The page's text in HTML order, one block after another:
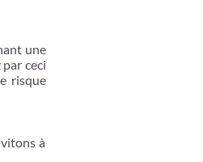
une
ceci
risque
à